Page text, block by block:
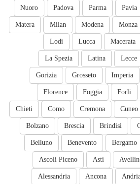
Pavia
Parma
Padova
Nuoro
Monza
Modena
Milan
Matera
Macerata
Lucca
Lodi
Lecce
Latina
La Spezia
Imperia
Grosseto
Gorizia
Forli
Foggia
Florence
Cuneo
Cremona
Como
Chieti
Brindisi
Brescia
Bolzano
Bergamo
Benevento
Belluno
Asti
Ascoli Piceno
Ancona
Alessandria